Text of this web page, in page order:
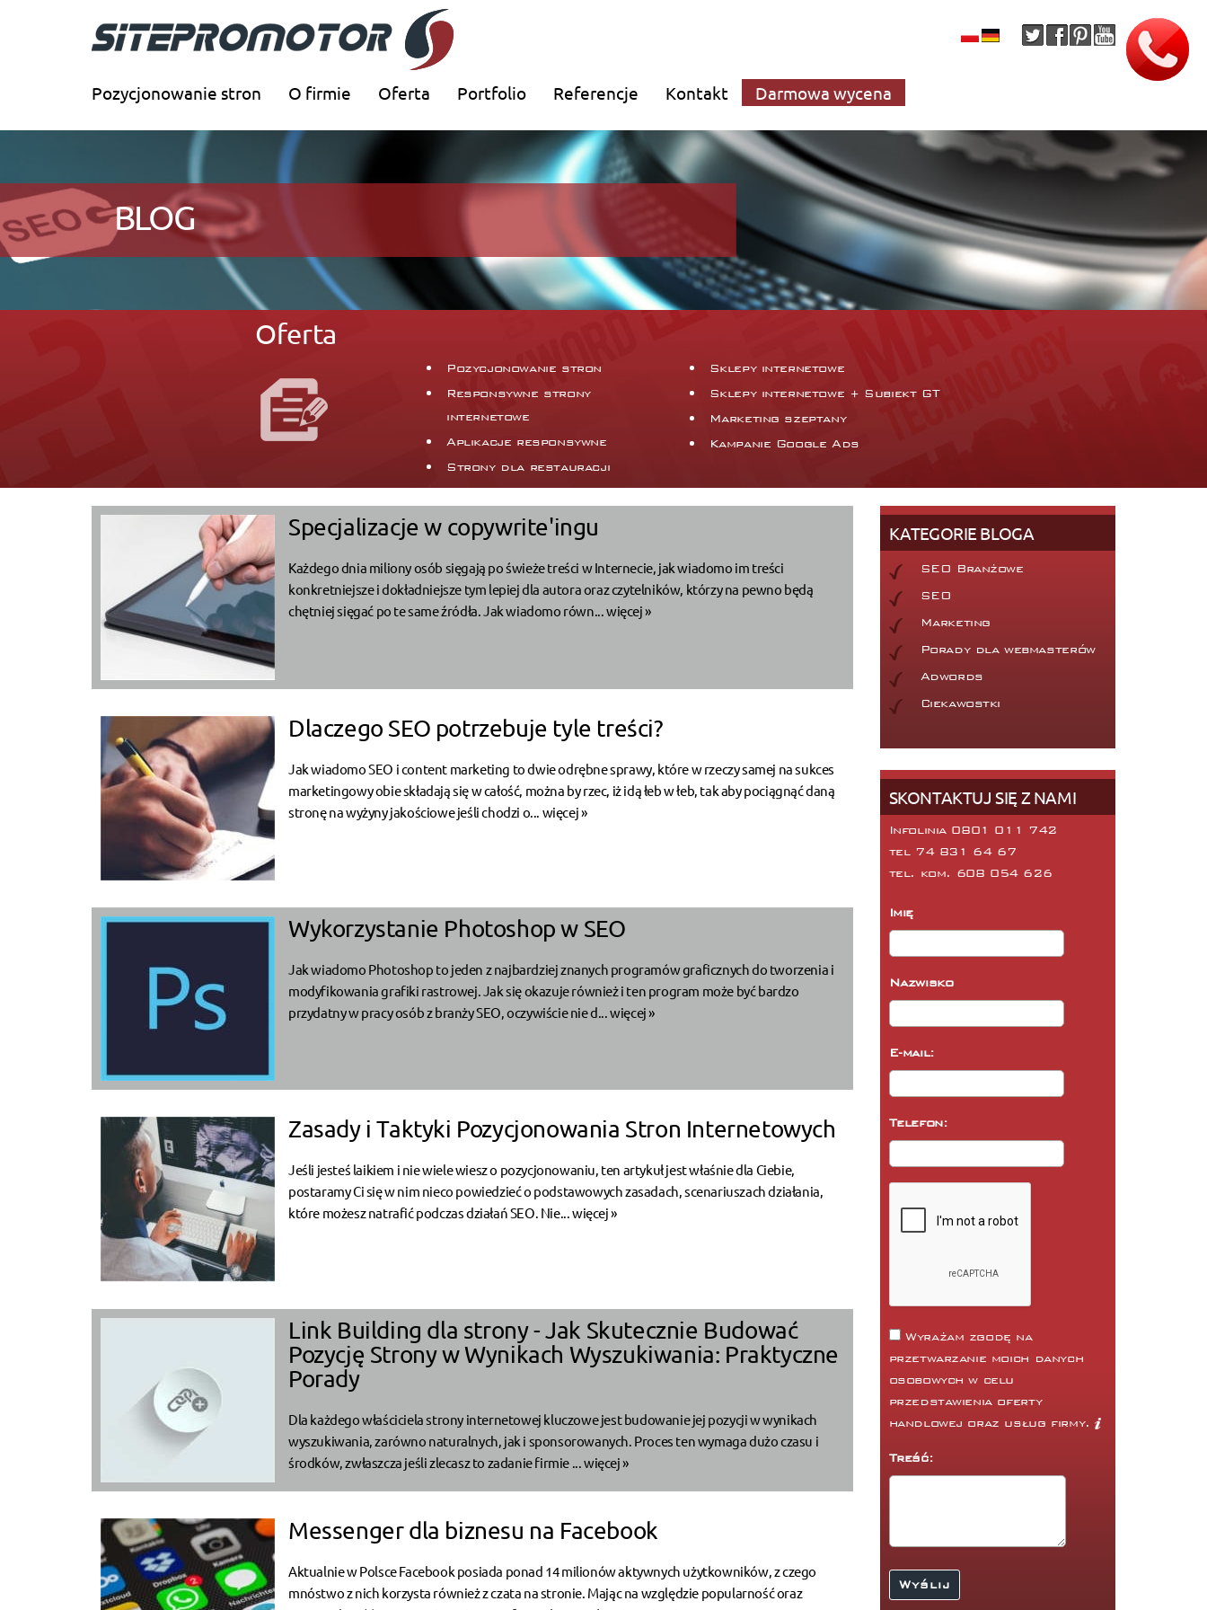
Pozycjonowanie stron O firmie Oferta Portfolio Referencje Kontakt Darmowa wycena
BLOG
Oferta
Pozycjonowanie stron
Responsywne strony
internetowe
Aplikacje responsywne
Strony dla restauracji
Sklepy internetowe
Sklepy internetowe + Subiekt GT
Marketing szeptany
Kampanie Google Ads
Specjalizacje w copywrite'ingu
Każdego dnia miliony osób sięgają po świeże treści w Internecie, jak wiadomo im treści
konkretniejsze i dokładniejsze tym lepiej dla autora oraz czytelników, którzy na pewno będą
chętniej sięgać po te same źródła. Jak wiadomo równ...więcej »
Dlaczego SEO potrzebuje tyle treści?
Jak wiadomo SEO i content marketing to dwie odrębne sprawy, które w rzeczy samej na sukces
marketingowy obie składają się w całość, można by rzec, iż idą łeb w łeb, tak aby pociągnąć daną
stronę na wyżyny jakościowe jeśli chodzi o... więcej »
Wykorzystanie Photoshop w SEO
Jak wiadomo Photoshop to jeden z najbardziej znanych programów graficznych do tworzenia i
modyfikowania grafiki rastrowej. Jak się okazuje również i ten program może być bardzo
przydatny w pracy osób z branży SEO, oczywiście nie d...więcej »
Zasady i Taktyki Pozycjonowania Stron Internetowych
Jeśli jesteś laikiem i nie wiele wiesz o pozycjonowaniu, ten artykuł jest właśnie dla Ciebie,
postaramy Ci się w nim nieco powiedzieć o podstawowych zasadach, scenariuszach działania,
które możesz natrafić podczas działań SEO. Nie...więcej »
Link Building dla strony - Jak Skutecznie Budować
Pozycję Strony w Wynikach Wyszukiwania: Praktyczne
Porady
Dla każdego właściciela strony internetowej kluczowe jest budowanie jej pozycji w wynikach
wyszukiwania, zarówno naturalnych, jak i sponsorowanych. Proces ten wymaga dużo czasu i
środków, zwłaszcza jeśli zlecasz to zadanie firmie ...więcej »
Messenger dla biznesu na Facebook
Aktualnie w Polsce Facebook posiada ponad 14 milionów aktywnych użytkowników, z czego
mnóstwo z nich korzysta również z czata na stronie. Mając na względzie popularność oraz
KATEGORIE BLOGA
SEO Branżowe
SEO
Marketing
Porady dla webmasterów
Adwords
Ciekawostki
SKONTAKTUJ SIĘ Z NAMI
Infolinia 0801 011 742
tel 74 831 64 67
tel. kom. 608 054 626
Imię
Nazwisko
E-mail:
Telefon:
Wyrażam zgodę na
przetwarzanie moich danych
osobowych w celu
przedstawienia oferty
handlowej oraz usług firmy.
Treść: